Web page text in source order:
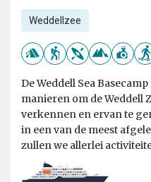
Weddellzee
De Weddell Sea
manieren om de Weddell
verkennen en ervan te
in een van de meest
zullen we allerlei